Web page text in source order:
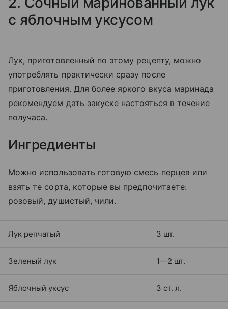
с яблочным уксусом
Лук, приготовленный по этому рецепту, можно
употреблять практически сразу после
приготовления. Для более яркого вкуса маринада
рекомендуем дать закуске настояться в течение
получаса.
Ингредиенты
Можно использовать готовую смесь перцев или
взять те сорта, которые вы предпочитаете:
розовый, душистый, чили.
Лук репчатый 3 шт.
Зеленый лук 1—2 шт.
Яблочный уксус 3 ст. л.